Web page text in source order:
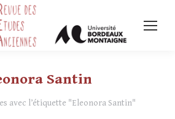
Santin
avec l’étiquette "Eleonora Santin"